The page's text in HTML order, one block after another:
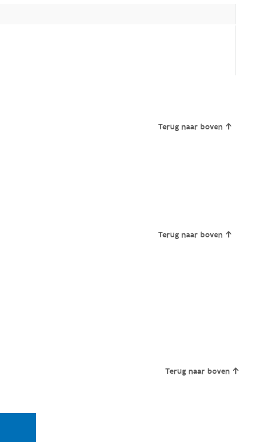
Terug naar boven
Terug naar boven
Terug naar boven